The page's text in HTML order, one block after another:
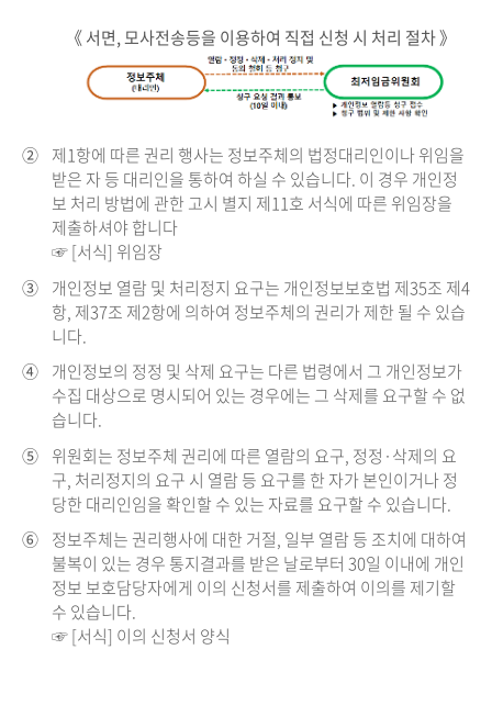
《 서면, 모사전송등을 이용하여 직접 신청 시 처리 절차 》
② 제1항에 따른 권리 행사는 정보주체의 법정대리인이나 위임을
받은 자 등 대리인을 통하여 하실 수 있습니다. 이 경우 개인정
보 처리 방법에 관한 고시 별지 제11호 서식에 따른 위임장을
제출하셔야 합니다
☞ [서식] 위임장
③ 개인정보 열람 및 처리정지 요구는 개인정보보호법 제35조 제4
항, 제37조 제2항에 의하여 정보주체의 권리가 제한 될 수 있습
니다.
④ 개인정보의 정정 및 삭제 요구는 다른 법령에서 그 개인정보가
수집 대상으로 명시되어 있는 경우에는 그 삭제를 요구할 수 없
습니다.
⑤ 위원회는 정보주체 권리에 따른 열람의 요구, 정정·삭제의 요
구, 처리정지의 요구 시 열람 등 요구를 한 자가 본인이거나 정
당한 대리인임을 확인할 수 있는 자료를 요구할 수 있습니다.
⑥ 정보주체는 권리행사에 대한 거절, 일부 열람 등 조치에 대하여
불복이 있는 경우 통지결과를 받은 날로부터 30일 이내에 개인
정보 보호담당자에게 이의 신청서를 제출하여 이의를 제기할
수 있습니다.
☞ [서식] 이의 신청서 양식